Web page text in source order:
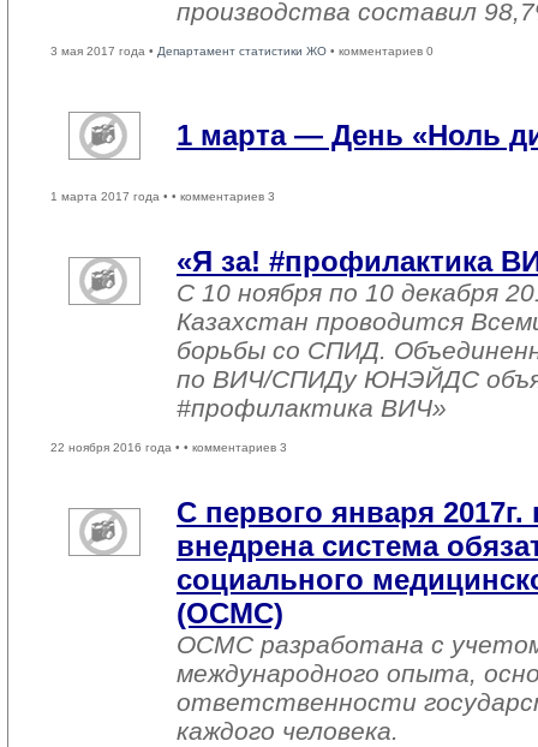
производства составил
3 мая 2017 года • Департамент статистики ЖО • комментариев 0
1 марта — День «Ноль
1 марта 2017 года • • комментариев 3
«Я за! #профилактика
С 10 ноября по 10 декабря
Казахстан проводится
борьбы со СПИД.
по ВИЧ/СПИДу ЮНЭЙДС
#профилактика ВИЧ»
22 ноября 2016 года • • комментариев 3
С первого января 2017г.
внедрена система
социального
(ОСМС)
ОСМС разработана с
международного опыта,
ответственности
каждого человека.